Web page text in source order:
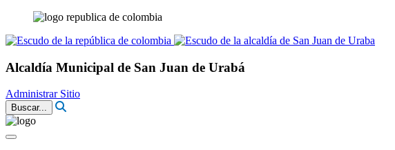
Alcaldía Municipal de San Juan de Urabá
Administrar Sitio
Buscar...